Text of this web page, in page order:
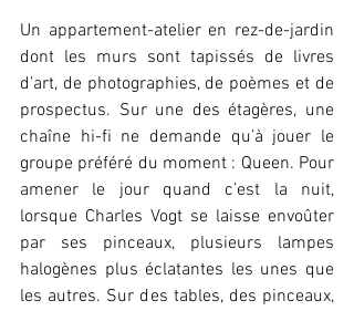
Un appartement-atelier en rez-de-jardin
dont les murs sont tapissés de livres
d’art, de photographies, de poèmes et de
prospectus. Sur une des étagères, une
chaîne hi-fi ne demande qu’à jouer le
groupe préféré du moment : Queen. Pour
amener le jour quand c’est la nuit,
lorsque Charles Vogt se laisse envoûter
par ses pinceaux, plusieurs lampes
halogènes plus éclatantes les unes que
les autres. Sur des tables, des pinceaux,